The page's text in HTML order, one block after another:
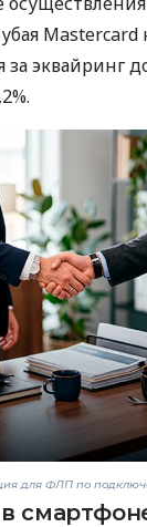
Mastercard
эквайринг
для ФЛП по